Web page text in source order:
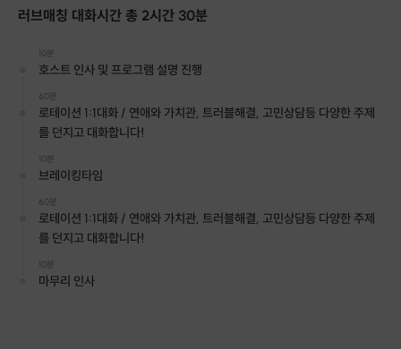
러브매칭 대화시간 총 2시간 30분
10분
호스트 인사 및 프로그램 설명 진행
60분
로테이션 1:1대화 / 연애와 가치관, 트러블해결, 고민상담등 다양한 주제
를 던지고 대화합니다!
10분
브레이킹타임
60분
로테이션 1:1대화 / 연애와 가치관, 트러블해결, 고민상담등 다양한 주제
를 던지고 대화합니다!
10분
마무리 인사